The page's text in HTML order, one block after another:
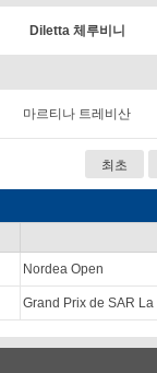
Diletta 체루비니
마르티나 트레비산
최초
Nordea Open
Grand Prix de SAR